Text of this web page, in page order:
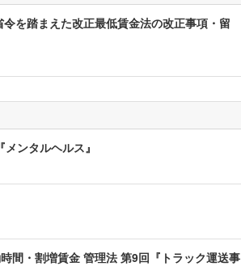
を踏まえた改正最低賃金法の改正事項・留
ンタルヘルス』
間・割増賃金 管理法 第9回『トラック運送事